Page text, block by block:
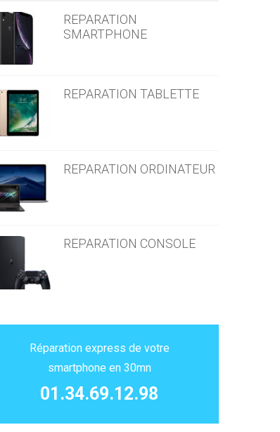
REPARATION
SMARTPHONE
REPARATION TABLETTE
REPARATION ORDINATEUR
REPARATION CONSOLE
Réparation express de votre
smartphone en 30mn
01.34.69.12.98